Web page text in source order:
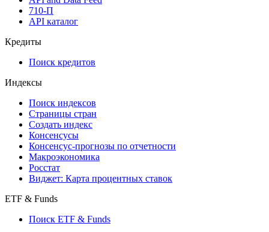
710-П
API каталог
Кредиты
Поиск кредитов
Индексы
Поиск индексов
Страницы стран
Создать индекс
Консенсусы
Консенсус-прогнозы по отчетности
Макроэкономика
Росстат
Виджет: Карта процентных ставок
ETF & Funds
Поиск ETF & Funds